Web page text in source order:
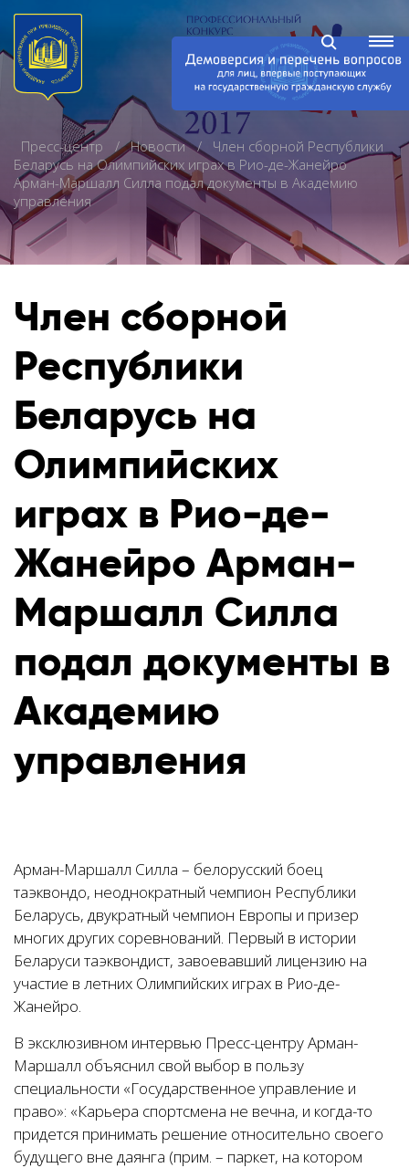
Пресс-центр Новости
Член сборной Республики
Беларусь на Олимпийских играх в Рио-де-Жанейро
Арман-Маршалл Силла подал документы в Академию
управления
Член сборной
Республики
Беларусь на
Олимпийских
играх в Рио-де-
Жанейро Арман-
Маршалл Силла
подал документы в
Академию
управления
Арман-Маршалл Силла – белорусский боец
таэквондо, неоднократный чемпион Республики
Беларусь, двукратный чемпион Европы и призер
многих других соревнований. Первый в истории
Беларуси таэквондист, завоевавший лицензию на
участие в летних Олимпийских играх в Рио-де-
Жанейро.
В эксклюзивном интервью Пресс-центру Арман-
Маршалл объяснил свой выбор в пользу
специальности «Государственное управление и
право»: «Карьера спортсмена не вечна, и когда-то
придется принимать решение относительно своего
будущего вне даянга (прим. – паркет, на котором